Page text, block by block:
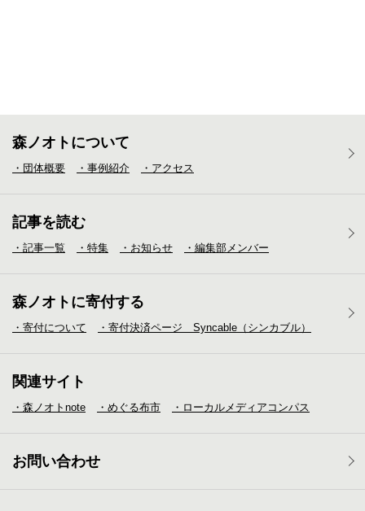
森ノオトについて
・団体概要 ・事例紹介 ・アクセス
記事を読む
・記事一覧 ・特集 ・お知らせ ・編集部メンバー
森ノオトに寄付する
・寄付について ・寄付決済ページ Syncable（シンカブル）
関連サイト
・森ノオトnote ・めぐる布市 ・ローカルメディア コンパス
お問い合わせ